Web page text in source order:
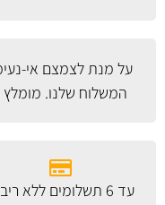
על מנת לצמצם אי-
המשלוח שלנו. מומלץ
עד 6 תשלומים ללא ריבית